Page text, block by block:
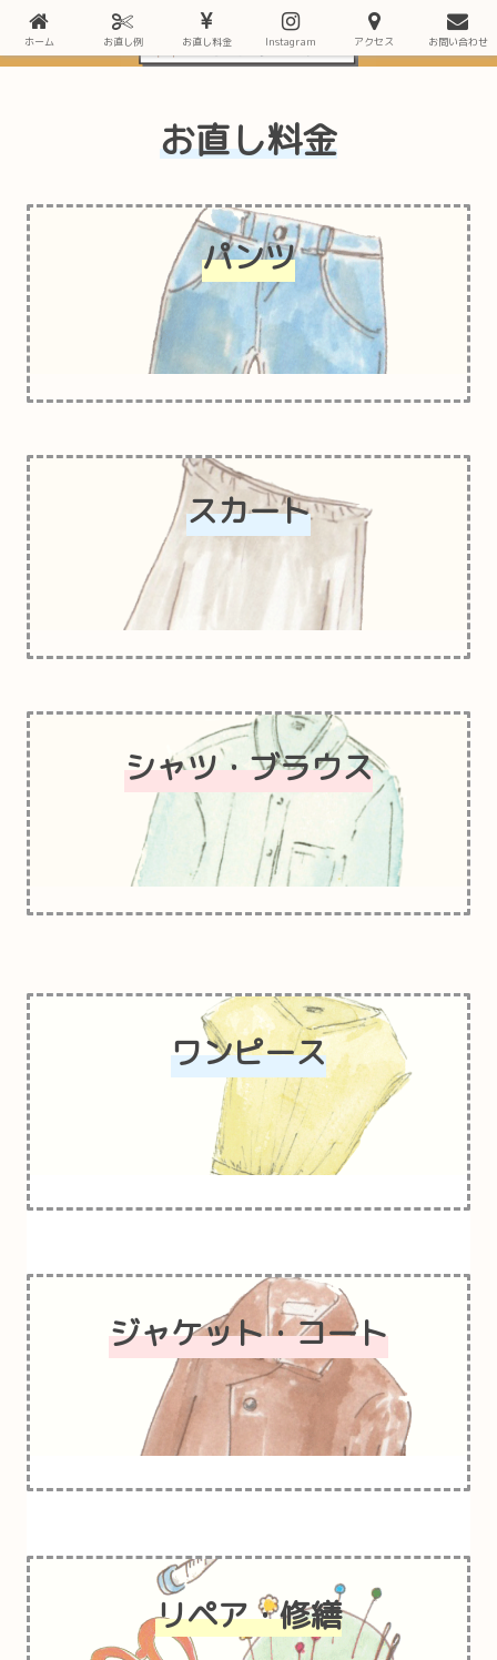
お直し料金
パンツ
スカート
シャツ・ ブラウス
ワンピース
ジャケット・コート
リペア・修繕
ホーム お直し例 お直し料金 Instagram アクセス お問い合わせ